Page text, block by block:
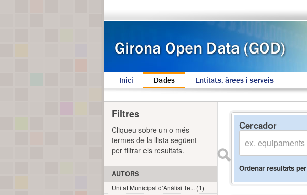
Inici Dades Entitats, àrees i serveis
Cercador
Ordenar resultats per
Filtres
Cliqueu sobre un o més
termes de la llista següent
per filtrar els resultats.
AUTORS
Unitat Municipal d'Anàlisi Te... (1)